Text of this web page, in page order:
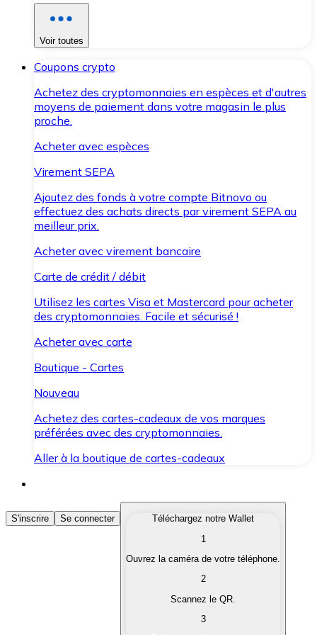
Voir toutes
Coupons crypto
Achetez des cryptomonnaies en espèces et d'autres
moyens de paiement dans votre magasin le plus
proche.
Acheter avec espèces
Virement SEPA
Ajoutez des fonds à votre compte Bitnovo ou
effectuez des achats directs par virement SEPA au
meilleur prix.
Acheter avec virement bancaire
Carte de crédit / débit
Utilisez les cartes Visa et Mastercard pour acheter
des cryptomonnaies. Facile et sécurisé !
Acheter avec carte
Boutique - Cartes
Nouveau
Achetez des cartes-cadeaux de vos marques
préférées avec des cryptomonnaies.
Aller à la boutique de cartes-cadeaux
Acheter des Cryptomonnaies
Achetez les cryptomonnaies qui vous intéressent
Convertissez vos cryptomonnaies en monnaie
S'inscrire Se connecter
Téléchargez notre Wallet
1
Ouvrez la caméra de votre téléphone.
2
Scannez le QR.
3